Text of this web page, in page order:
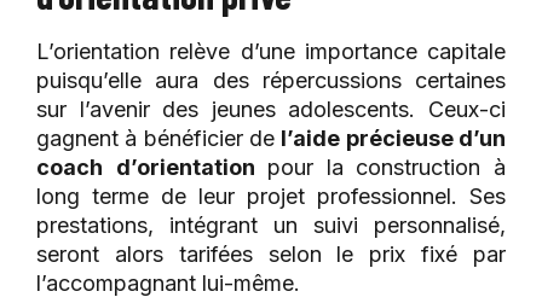
L’orientation relève d’une importance capitale
puisqu’elle aura des répercussions certaines
sur l’avenir des jeunes adolescents. Ceux-ci
gagnent à bénéficier de l’aide précieuse d’un
coach
d’orientation pour la construction à
long terme de leur projet professionnel. Ses
prestations, intégrant un suivi personnalisé,
seront alors tarifées selon le prix fixé par
l’accompagnant lui-même.